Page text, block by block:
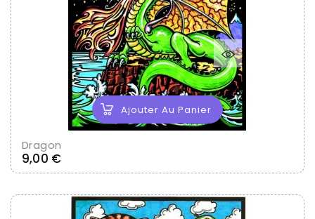
Ajouter Au Panier
Dragon
9,00 €Prix